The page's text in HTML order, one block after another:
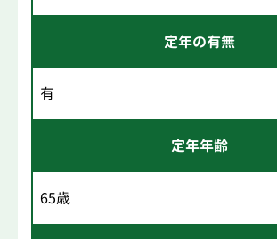
定年の有無
有
定年年齢
65歳